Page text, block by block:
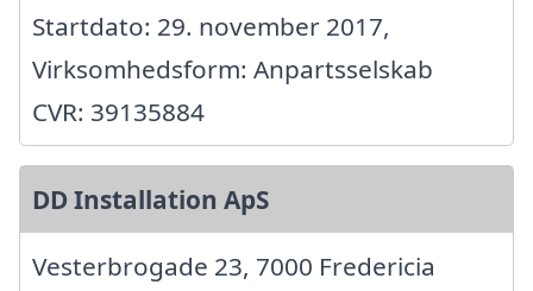
Startdato: 29. november 2017,
Virksomhedsform: Anpartsselskab
CVR: 39135884
DD Installation ApS
Vesterbrogade 23, 7000 Fredericia